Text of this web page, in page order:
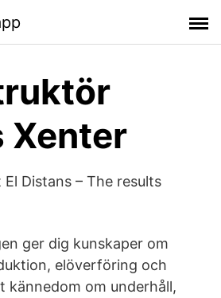
Xenter
Distans – The results
ger dig kunskaper om
elöverföring och
kännedom om underhåll,